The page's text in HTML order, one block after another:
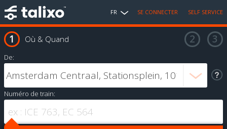
FR SE CONNECTER SELF SERVICE
Où & Quand
De:
Numéro de train: